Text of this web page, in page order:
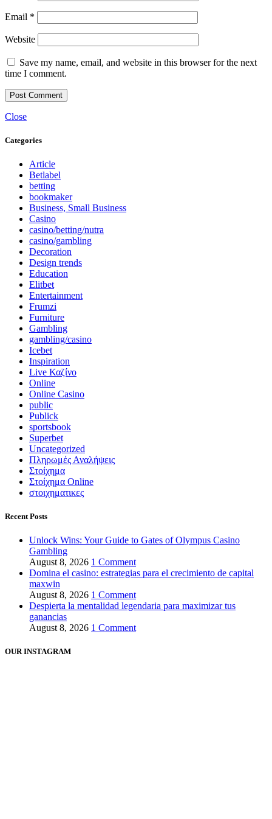
Email *
Website
Save my name, email, and website in this browser for the next
time I comment.
Close
Categories
Article
Betlabel
betting
bookmaker
Business, Small Business
Casino
casino/betting/nutra
casino/gambling
Decoration
Design trends
Education
Elitbet
Entertainment
Frumzi
Furniture
Gambling
gambling/casino
Icebet
Inspiration
Live Καζίνο
Online
Online Casino
public
Publick
sportsbook
Superbet
Uncategorized
Πληρωμές Αναλήψεις
Στοίχημα
Στοίχημα Online
στοιχηματικες
Recent Posts
Unlock Wins: Your Guide to Gates of Olympus Casino
Gambling
August 8, 2026 1 Comment
Domina el casino: estrategias para el crecimiento de capital
maxwin
August 8, 2026 1 Comment
Despierta la mentalidad legendaria para maximizar tus
ganancias
August 8, 2026 1 Comment
OUR INSTAGRAM